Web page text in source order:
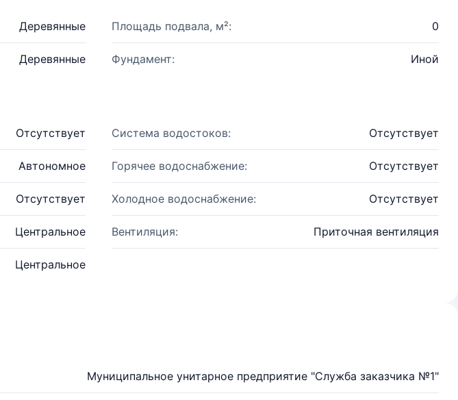
Деревянные Площадь подвала, м²: 0
Деревянные Фундамент: Иной
Отсутствует Система водостоков: Отсутствует
Автономное Горячее водоснабжение: Отсутствует
Отсутствует Холодное водоснабжение: Отсутствует
Центральное Вентиляция: Приточная вентиляция
Центральное
Муниципальное унитарное предприятие "Служба заказчика №1"